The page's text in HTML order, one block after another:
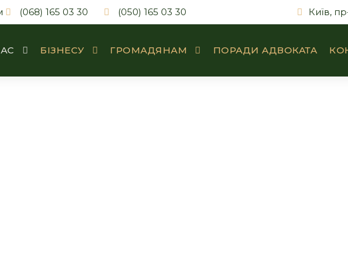
(068) 165 03 30 (050) 165 03 30 Київ,
БІЗНЕСУ ГРОМАДЯНАМ ПОРАДИ АДВОКАТА